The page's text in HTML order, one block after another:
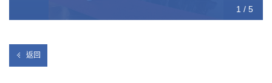
1 / 5
2 / 5
3 / 5
4 / 5
5 / 5
返回